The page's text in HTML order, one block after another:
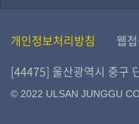
개인정보처리방침 웹
[44475] 울산광역시 중구
© 2022 ULSAN JUNGGU